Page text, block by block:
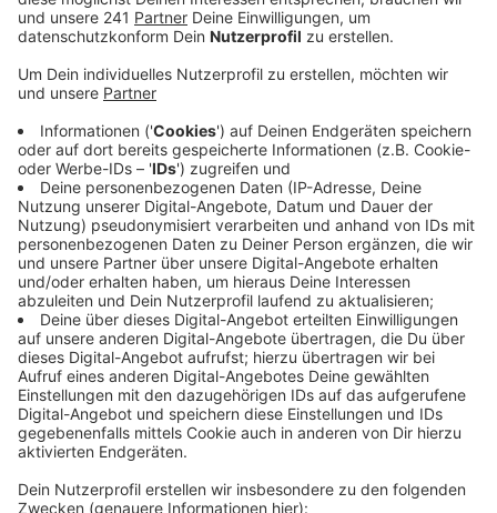
Veröffentlicht:Mittwoch, 19.08.2020 06:21
Anzeige
Die Planungen für die Karnevalsitzungen und Züge
laufen schon Monate im Voraus – die meisten
Verträge sind schon geschlossen. Die Säle und Zelte
für die Sitzungen sind angemietet, Bands gebucht und
der Sicherheitsdienst beauftragt - macht laufende
Kosten in vielen Fällen im gut fünfstelligen Bereich.
Sollte Karneval nicht offiziell von der Regierung
abgesagt werden, blieben die Vereine auf einem
Großteil der Kosten sitzen. Unter den aktuellen
Corona-Bedingungen ist ein unbeschwerter Karneval
mit schunkelnden Jecken und ausgelassener
undenkbar. Viele Karnevalisten hatten sich deshalb